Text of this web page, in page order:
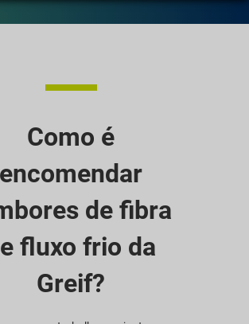
Como é
encomendar
de fibra
fluxo frio da
Greif?